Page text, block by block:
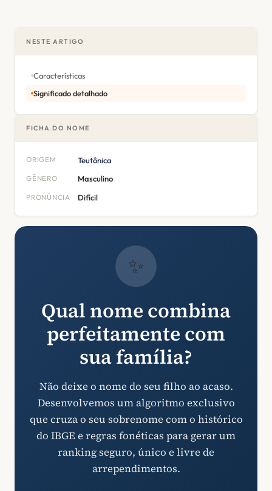
NESTE ARTIGO
Características
Significado detalhado
FICHA DO NOME
ORIGEM Teutônica
GÊNERO Masculino
PRONÚNCIA Difícil
✨
Qual nome combina
perfeitamente com
sua família?
Não deixe o nome do seu filho ao acaso.
Desenvolvemos um algoritmo exclusivo
que cruza o seu sobrenome com o histórico
do IBGE e regras fonéticas para gerar um
ranking seguro, único e livre de
arrependimentos.